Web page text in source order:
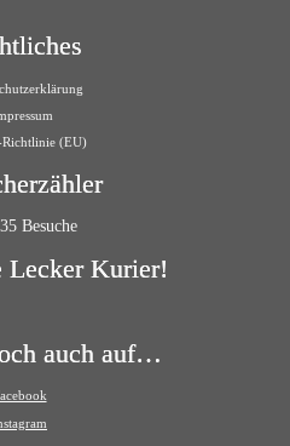
Richtlinie (EU)
Besuche
Lecker Kurier!
auch auf…